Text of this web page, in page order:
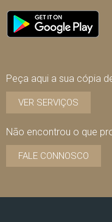
Peça aqui a sua cópia
VER SERVIÇOS
Não encontrou o que
FALE CONNOSCO